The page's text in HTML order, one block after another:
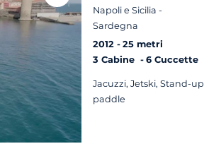
Napoli e Sicilia -
Sardegna
2012
25 metri
3 Cabine
6 Cuccette
Jacuzzi, Jetski, Stand-up
paddle